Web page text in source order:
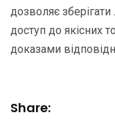
дозволяє зберігати
доступ до якісних
доказами
Share: